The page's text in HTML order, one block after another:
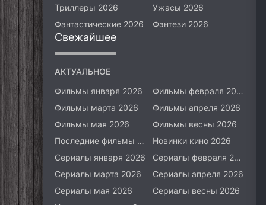
Триллеры 2026
Ужасы 2026
Фантастические 2026
Фэнтези 2026
Свежайшее
АКТУАЛЬНОЕ
Фильмы января 2026
Фильмы февраля 2026
Фильмы марта 2026
Фильмы апреля 2026
Фильмы мая 2026
Фильмы весны 2026
Последние фильмы 2026
Новинки кино 2026
Сериалы января 2026
Сериалы февраля 2026
Сериалы марта 2026
Сериалы апреля 2026
Сериалы мая 2026
Сериалы весны 2026